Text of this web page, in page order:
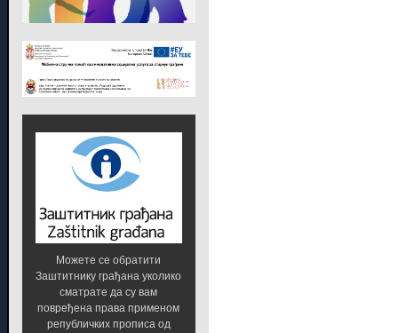
Можете се обратити
Заштитнику грађана уколико
сматрате да су вам
повређена права применом
републичких прописа од